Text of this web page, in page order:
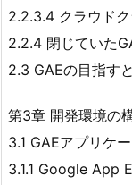
2.2.3.4 クラウド
2.2.4 閉じていた
2.3 GAEの目指す
第3章 開発環境の
3.1 GAEアプリケ
3.1.1 Google App